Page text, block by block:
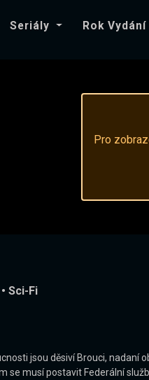
Seriály Rok Vydání
Pro
• Sci-Fi
jsou děsiví Brouci, nadaní
se musí postavit Federální